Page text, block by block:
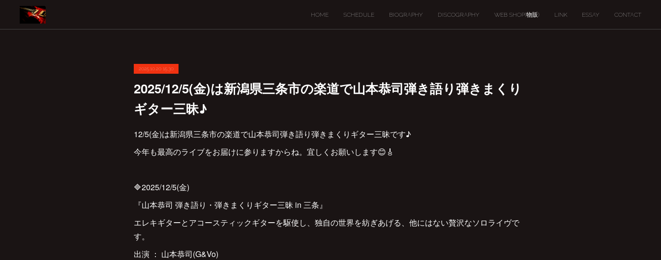
HOME SCHEDULE BIOGRAPHY DISCOGRAPHY WEB SHOP(物販) LINK ESSAY CONTACT
2025.10.20 15:30
2025/12/5(金)は新潟県三条市の楽道で山本恭司弾き語り弾きまくり
ギター三昧♪
12/5(金)は新潟県三条市の楽道で山本恭司弾き語り弾きまくりギター三昧です♪
今年も最高のライブをお届けに参りますからね。宜しくお願いします😊🎸
🔷2025/12/5(金)
『山本恭司 弾き語り・弾きまくりギター三昧 in 三条』
エレキギターとアコースティックギターを駆使し、独自の世界を紡ぎあげる、他にはない贅沢なソロライヴで
す。
出演 ： 山本恭司(G&Vo)